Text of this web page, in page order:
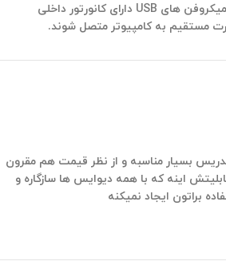
سلام بله دوست عزیز، میکروفن های USB دارای کانورتور داخلی
مستقیم به کامپیوتر متصل شوند.
بسیار مناسبه و از نظر قیمت هم مقرون
اینه که با همه دیوایس ها سازگاره و
براتون ایجاد نمیکنه